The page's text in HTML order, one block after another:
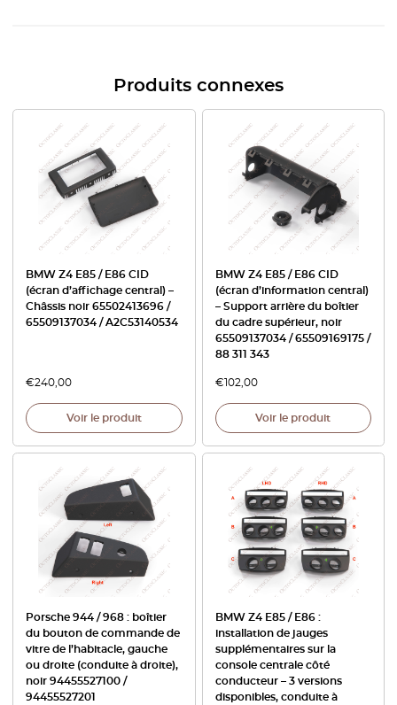
Produits connexes
BMW Z4 E85 / E86 CID
(écran d’affichage central) –
Châssis noir 65502413696 /
65509137034 / A2C53140534
€240,00
Voir le produit
BMW Z4 E85 / E86 CID
(écran d’information central)
– Support arrière du boîtier
du cadre supérieur, noir
65509137034 / 65509169175 /
88 311 343
€102,00
Voir le produit
Porsche 944 / 968 : boîtier
du bouton de commande de
vitre de l’habitacle, gauche
ou droite (conduite à droite),
noir 94455527100 /
94455527201
BMW Z4 E85 / E86 :
installation de jauges
supplémentaires sur la
console centrale côté
conducteur – 3 versions
disponibles, conduite à